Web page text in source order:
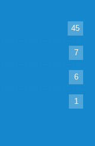
45
7
6
1